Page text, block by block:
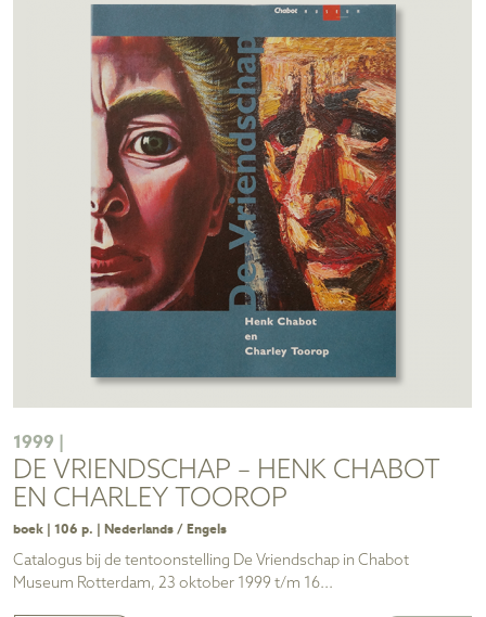
1999 |
DE VRIENDSCHAP – HENK CHABOT
EN CHARLEY TOOROP
boek | 106 p. | Nederlands / Engels
Catalogus bij de tentoonstelling De Vriendschap in Chabot
Museum Rotterdam, 23 oktober 1999 t/m 16...